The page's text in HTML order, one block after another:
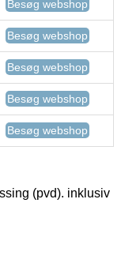
Besøg webshop
Besøg webshop
Besøg webshop
Besøg webshop
Besøg webshop
(pvd). inklusiv